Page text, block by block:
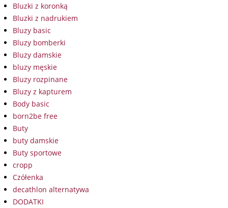
Bluzki z koronką
Bluzki z nadrukiem
Bluzy basic
Bluzy bomberki
Bluzy damskie
bluzy męskie
Bluzy rozpinane
Bluzy z kapturem
Body basic
born2be free
Buty
buty damskie
Buty sportowe
cropp
Czółenka
decathlon alternatywa
DODATKI